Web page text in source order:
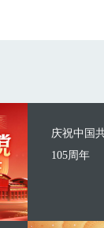
庆祝中国
105周年